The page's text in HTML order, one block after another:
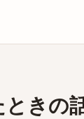
きの